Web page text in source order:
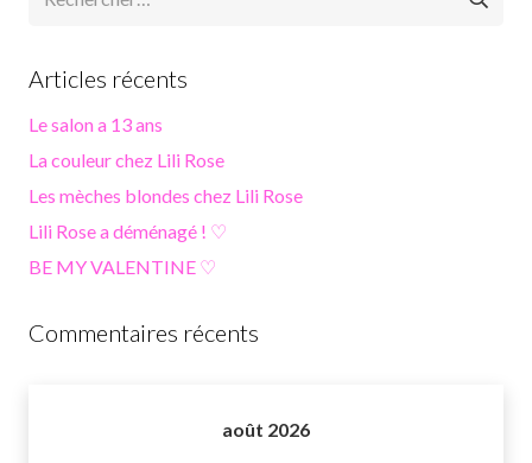
Articles récents
Le salon a 13 ans
La couleur chez Lili Rose
Les mèches blondes chez Lili Rose
Lili Rose a déménagé ! ♡
BE MY VALENTINE ♡
Commentaires récents
août 2026